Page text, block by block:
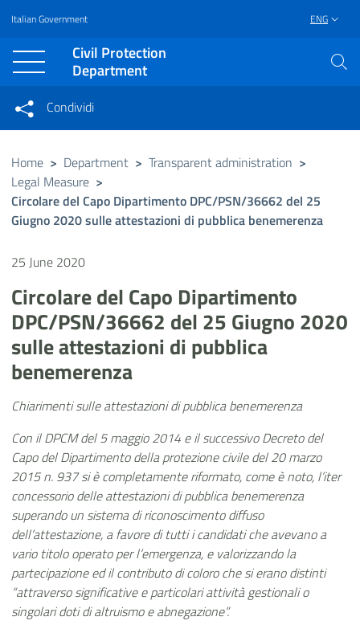
Vai al contenuto principale
Raggiungi il piè di pagina
Italian Government ENG
Civil Protection
Department
Condividi su Facebook
Condividi su Twitter
Condividi
Condividi sui social network
Home > Department > Transparent administration >
Legal Measure >
Circolare del Capo Dipartimento DPC/PSN/36662 del 25
Giugno 2020 sulle attestazioni di pubblica benemerenza
25 June 2020
Circolare del Capo Dipartimento
DPC/PSN/36662 del 25 Giugno 2020
sulle attestazioni di pubblica
benemerenza
Chiarimenti sulle attestazioni di pubblica benemerenza
Con il DPCM del 5 maggio 2014 e il successivo Decreto del
Capo del Dipartimento della protezione civile del 20 marzo
2015 n. 937 si è completamente riformato, come è noto, l’iter
concessorio delle attestazioni di pubblica benemerenza
superando un sistema di riconoscimento diffuso
dell’attestazione, a favore di tutti i candidati che avevano a
vario titolo operato per l’emergenza, e valorizzando la
partecipazione ed il contributo di coloro che si erano distinti
“attraverso significative e particolari attività gestionali o
singolari doti di altruismo e abnegazione”.